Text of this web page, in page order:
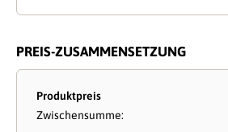
PREIS-ZUSAMMENSETZUNG
Produktpreis
Zwischensumme: